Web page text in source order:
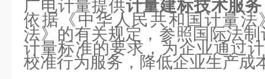
广电计量提供计量建标技术服
依据《中华人民共和国计量法
法》的有关规定，参照国际法
计量标准的要求，为企业通过
校准行为服务，降低企业生产成